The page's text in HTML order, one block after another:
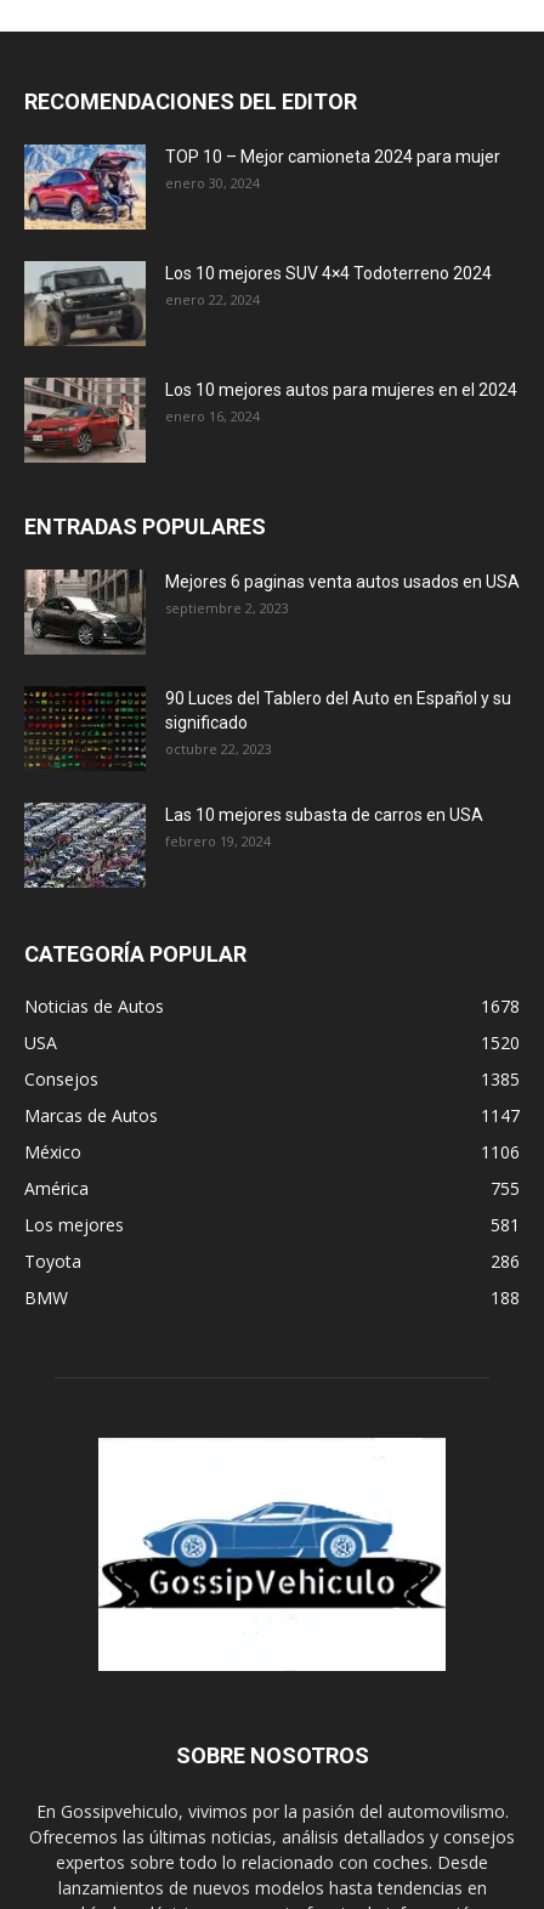
RECOMENDACIONES DEL EDITOR
TOP 10 – Mejor camioneta 2024 para mujer
enero 30, 2024
Los 10 mejores SUV 4×4 Todoterreno 2024
enero 22, 2024
Los 10 mejores autos para mujeres en el 2024
enero 16, 2024
ENTRADAS POPULARES
Mejores 6 paginas venta autos usados en USA
septiembre 2, 2023
90 Luces del Tablero del Auto en Español y su
significado
octubre 22, 2023
Las 10 mejores subasta de carros en USA
febrero 19, 2024
CATEGORÍA POPULAR
Noticias de Autos
1678
USA
1520
Consejos
1385
Marcas de Autos
1147
México
1106
América
755
Los mejores
581
Toyota
286
BMW
188
SOBRE NOSOTROS
En Gossipvehiculo, vivimos por la pasión del automovilismo.
Ofrecemos las últimas noticias, análisis detallados y consejos
expertos sobre todo lo relacionado con coches. Desde
lanzamientos de nuevos modelos hasta tendencias en